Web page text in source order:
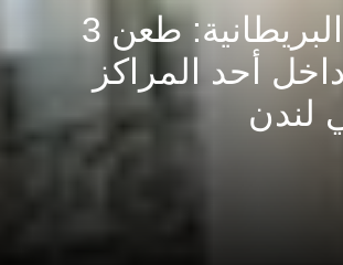
الشرطة البريطانية: طعن 3
أحد المراكز
لندن